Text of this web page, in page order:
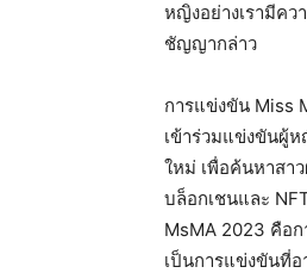
หญิงอย่างเรามีคว
ชัญญากล่าว
การแข่งขัน Miss
เข้าร่วมแข่งขันผู้
ใหม่ เพื่อค้นหาสา
บล็อกเชนและ
MsMA 2023 คือก
เป็นการแข่งขันที่อ